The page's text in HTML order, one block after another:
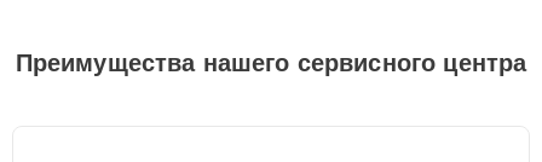
Преимущества нашего сервисного центра